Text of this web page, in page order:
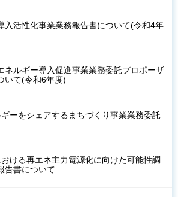
入活性化事業業務報告書について(令和4年
ネルギー導入促進事業業務委託プロポーザ
いて(令和6年度)
ーをシェアするまちづくり事業業務委託
ける再エネ主力電源化に向けた可能性調
告書について